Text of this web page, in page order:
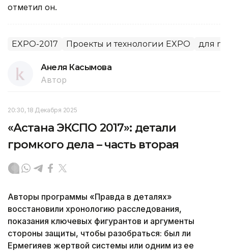
отметил он.
EXPO-2017 Проекты и технологии EXPO для
Анеля Касымова
Автор
20:30, 18 Декабря 2025
«Астана ЭКСПО 2017»: детали
громкого дела – часть вторая
Авторы программы «Правда в деталях»
восстановили хронологию расследования,
показания ключевых фигурантов и аргументы
стороны защиты, чтобы разобраться: был ли
Ермегияев жертвой системы или одним из ее